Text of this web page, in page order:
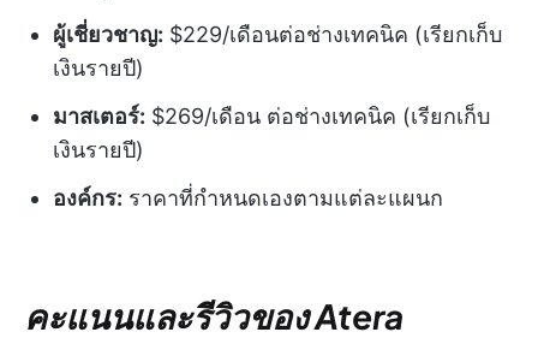
ผู้เชี่ยวชาญ: $229/เดือนต่อช่างเทคนิค (เรียกเก็บ
เงินรายปี)
มาสเตอร์: $269/เดือน ต่อช่างเทคนิค (เรียกเก็บ
เงินรายปี)
องค์กร: ราคาที่กำหนดเองตามแต่ละแผนก
คะแนนและรีวิวของ Atera